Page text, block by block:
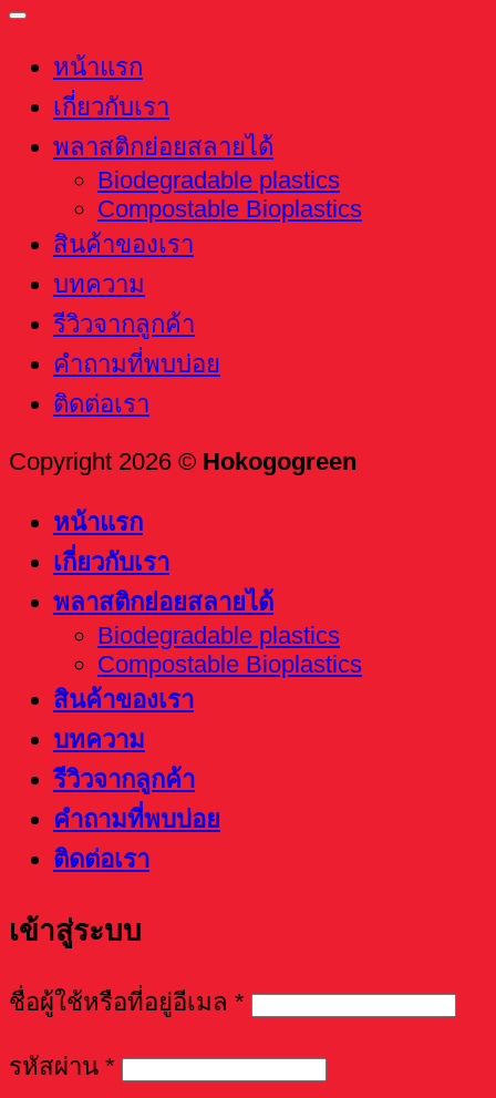
หน้าแรก
เกี่ยวกับเรา
พลาสติกย่อยสลายได้
Biodegradable plastics
Compostable Bioplastics
สินค้าของเรา
บทความ
รีวิวจากลูกค้า
คำถามที่พบบ่อย
ติดต่อเรา
Copyright 2026 © Hokogogreen
หน้าแรก
เกี่ยวกับเรา
พลาสติกย่อยสลายได้
Biodegradable plastics
Compostable Bioplastics
สินค้าของเรา
บทความ
รีวิวจากลูกค้า
คำถามที่พบบ่อย
ติดต่อเรา
เข้าสู่ระบบ
ชื่อผู้ใช้หรือที่อยู่อีเมล *
รหัสผ่าน *